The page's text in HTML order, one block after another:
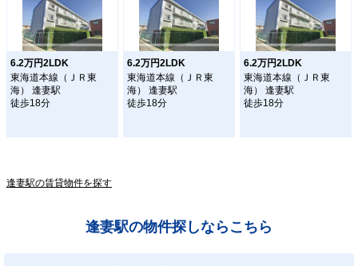
6.2万円2LDK
東海道本線（ＪＲ東
海） 逢妻駅
徒歩18分
6.2万円2LDK
東海道本線（ＪＲ東
海） 逢妻駅
徒歩18分
6.2万円2LDK
東海道本線（ＪＲ東
海） 逢妻駅
徒歩18分
逢妻駅の賃貸物件を探す
逢妻駅の物件探しならこちら